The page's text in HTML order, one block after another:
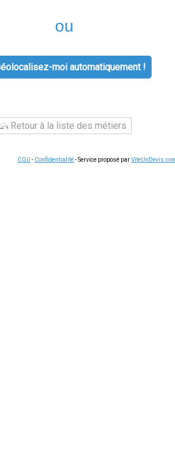
administratives liées à l'énergie sont
mode de paiement,
pendant au moins 5 ans vous
, voici les étapes
les demandes complexes, le
vos échanges en cas de litige ultérieur,
reste le moyen le plus efficace de
atteindre 15 % sur une
consommation, sans engagement et